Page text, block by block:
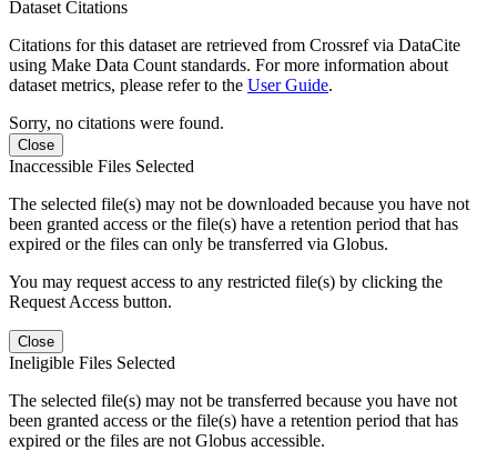
Dataset Citations
Citations for this dataset are retrieved from Crossref via DataCite
using Make Data Count standards. For more information about
dataset metrics, please refer to the User Guide.
Sorry, no citations were found.
Close
Inaccessible Files Selected
The selected file(s) may not be downloaded because you have not
been granted access or the file(s) have a retention period that has
expired or the files can only be transferred via Globus.
You may request access to any restricted file(s) by clicking the
Request Access button.
Close
Ineligible Files Selected
The selected file(s) may not be transferred because you have not
been granted access or the file(s) have a retention period that has
expired or the files are not Globus accessible.